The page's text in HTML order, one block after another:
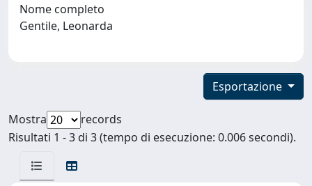
Nome completo
Gentile, Leonarda
Esportazione
Mostra
records
Risultati 1 - 3 di 3 (tempo di esecuzione: 0.006 secondi).